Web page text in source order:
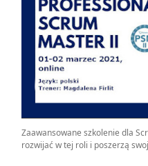
Zaawansowane szkolenie dla
rozwijać w tej roli i poszerzą